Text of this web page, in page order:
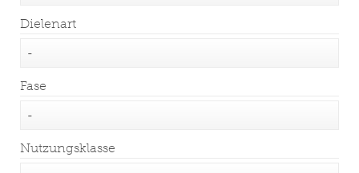
Dielenart
Fase
Nutzungsklasse